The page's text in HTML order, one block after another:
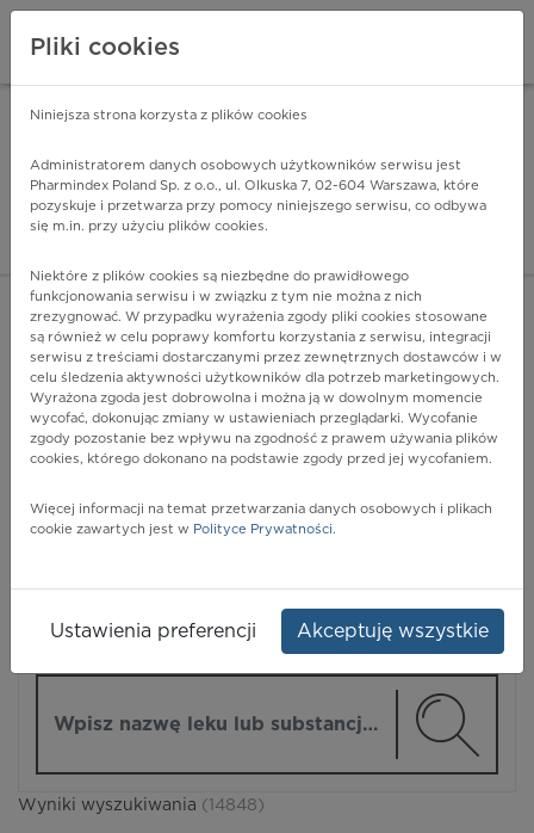
Pharmindex - lider
ZALOGUJ SIĘ
POKAŻ FILTRY
Pharmindex
Wyniki wyszukiwania (14848)
Pliki cookies
Niniejsza strona korzysta z plików cookies
Administratorem danych osobowych użytkowników serwisu jest
Pharmindex Poland Sp. z o.o., ul. Olkuska 7, 02-604 Warszawa, które
pozyskuje i przetwarza przy pomocy niniejszego serwisu, co odbywa
się m.in. przy użyciu plików cookies.
Niektóre z plików cookies są niezbędne do prawidłowego
funkcjonowania serwisu i w związku z tym nie można z nich
zrezygnować. W przypadku wyrażenia zgody pliki cookies stosowane
są również w celu poprawy komfortu korzystania z serwisu, integracji
serwisu z treściami dostarczanymi przez zewnętrznych dostawców i w
celu śledzenia aktywności użytkowników dla potrzeb marketingowych.
Wyrażona zgoda jest dobrowolna i można ją w dowolnym momencie
wycofać, dokonując zmiany w ustawieniach przeglądarki. Wycofanie
zgody pozostanie bez wpływu na zgodność z prawem używania plików
cookies, którego dokonano na podstawie zgody przed jej wycofaniem.
Więcej informacji na temat przetwarzania danych osobowych i plikach
cookie zawartych jest w Polityce Prywatności.
Ustawienia preferencji Akceptuję wszystkie
ZA DARMO - w Google Play INSTALUJ